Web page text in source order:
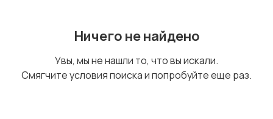
Ничего не найдено
Увы, мы не нашли то, что вы искали.
Смягчите условия поиска и попробуйте еще раз.